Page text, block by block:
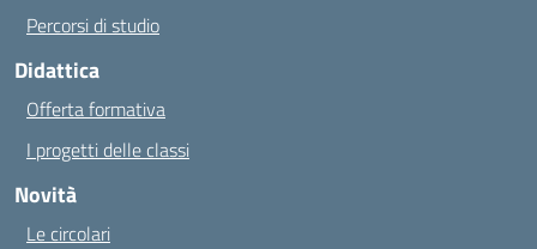
Percorsi di studio
Didattica
Offerta formativa
I progetti delle classi
Novità
Le circolari